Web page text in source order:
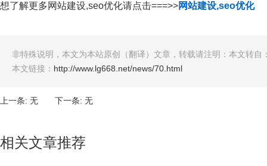
想了解更多网站建设,seo优化请点击===>>网站建设,seo优化
非特殊说明，本文为本站原创（翻译）文章，转载请注明：本文转自
本文链接： http://www.lg668.net/news/70.html
上一条: 无 下一条: 无
相关文章推荐